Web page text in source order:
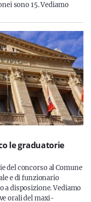
sono 15. Vediamo
le graduatorie
del concorso al Comune
e di funzionario
a disposizione. Vediamo
orali del maxi-